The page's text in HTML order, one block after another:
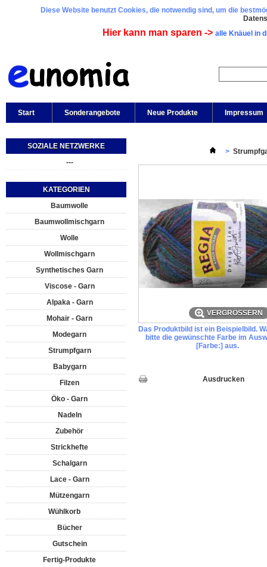
Diese Website benutzt Cookies, die notwendig sind, um die
Hier kann man sparen -> alle Knäuel in
Start Sonderangebote Neue Produkte Impressum
SOZIALE NETZWERKE
---
KATEGORIEN
Baumwolle
Baumwollmischgarn
Wolle
Wollmischgarn
Synthetisches Garn
Viscose - Garn
Alpaka - Garn
Mohair - Garn
Modegarn
Strumpfgarn
Babygarn
Filzen
Öko - Garn
Nadeln
Zubehör
Strickhefte
Schalgarn
Lace - Garn
Mützengarn
Wühlkorb
Bücher
Gutschein
Fertig-Produkte
>
VERGRÖSSERN
Das Produktbild ist ein Beispielbild.
bitte die gewünschte Farbe im
[Farbe:] aus.
Ausdrucken